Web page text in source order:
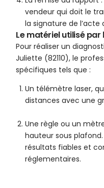
vendeur qui doit le
la signature de l’acte
Le matériel utilisé
Pour réaliser un
Juliette (82110), le
spécifiques tels que :
Un télémètre laser,
distances avec une
Une règle ou un
hauteur sous
résultats fiables et
réglementaires.